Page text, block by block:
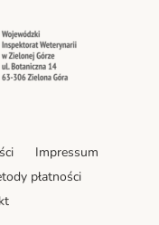
Security
Impressum
płatności